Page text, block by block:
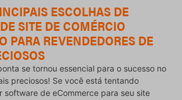
ESCOLHAS DE
SITE DE COMÉRCIO
PARA REVENDEDORES DE
se tornou essencial para o sucesso no
preciosos! Se você está tentando
software de eCommerce para seu site